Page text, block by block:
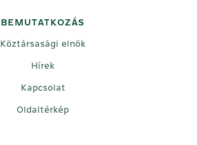
BEMUTATKOZÁS
Köztársasági elnök
Hírek
Kapcsolat
Oldaltérkép